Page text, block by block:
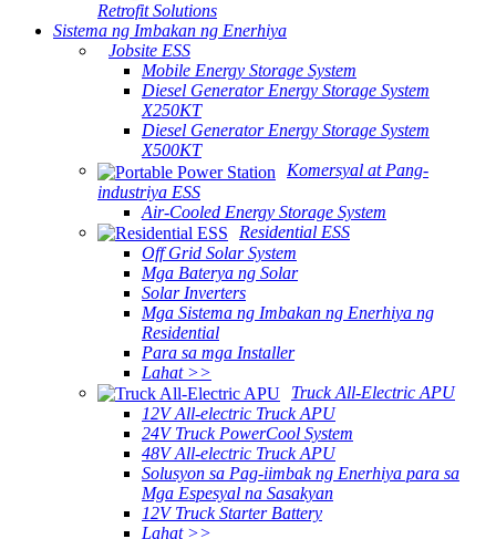
Retrofit Solutions
Sistema ng Imbakan ng Enerhiya
Jobsite ESS
Mobile Energy Storage System
Diesel Generator Energy Storage System
X250KT
Diesel Generator Energy Storage System
X500KT
Komersyal at Pang-
industriya ESS
Air-Cooled Energy Storage System
Residential ESS
Off Grid Solar System
Mga Baterya ng Solar
Solar Inverters
Mga Sistema ng Imbakan ng Enerhiya ng
Residential
Para sa mga Installer
Lahat >>
Truck All-Electric APU
12V All-electric Truck APU
24V Truck PowerCool System
48V All-electric Truck APU
Solusyon sa Pag-iimbak ng Enerhiya para sa
Mga Espesyal na Sasakyan
12V Truck Starter Battery
Lahat >>